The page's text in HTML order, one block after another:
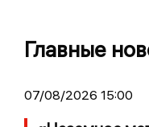
Главные
07/08/2026 15:00